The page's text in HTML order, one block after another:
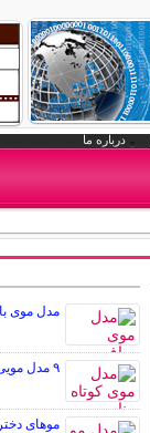
درباره ما
مدل موی
۹ مدل مویی که شما را جوان تر نشان می دهد!
موهای